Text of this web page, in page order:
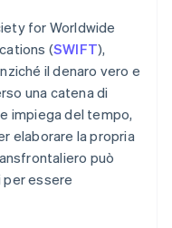
for Worldwide
(SWIFT),
il denaro vero e
una catena di
impiega del tempo,
elaborare la propria
può
per essere